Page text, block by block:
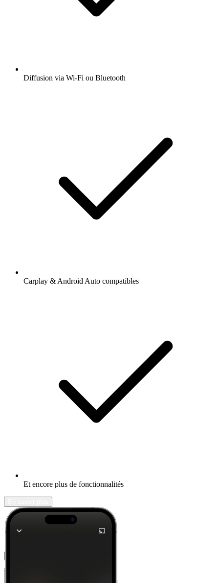
Diffusion via Wi-Fi ou Bluetooth
Carplay & Android Auto compatibles
Et encore plus de fonctionnalités